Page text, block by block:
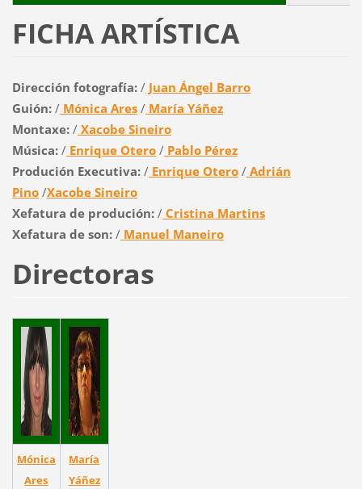
FICHA ARTÍSTICA
Dirección fotografía: /Juan Ángel Barro
Guión: /Mónica Ares/María Yáñez
Montaxe: /Xacobe Sineiro
Música: /Enrique Otero/Pablo Pérez
Produción Executiva: /Enrique Otero/Adrián
Pino/Xacobe Sineiro
Xefatura de produción: /Cristina Martins
Xefatura de son: /Manuel Maneiro
Directoras
Mónica
Ares
María
Yáñez